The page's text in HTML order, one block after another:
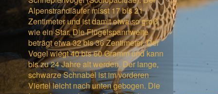
Alpenstrandläufer misst 17 bis 21
Zentimeter und ist damit etwa so groß
wie ein Star. Die Flügelspannweite
beträgt etwa 32 bis 36 Zentimeter. Der
Vogel wiegt 40 bis 60 Gramm und kann
bis zu 24 Jahre alt werden. Der lange,
schwarze Schnabel ist im vorderen
Viertel leicht nach unten gebogen. Die